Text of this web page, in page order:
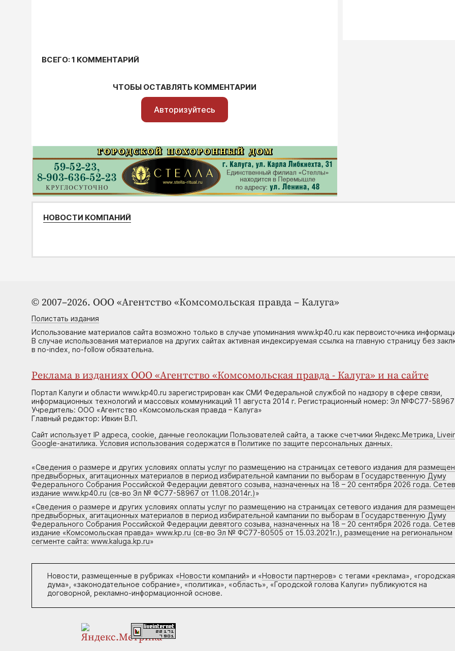
ВСЕГО: 1 КОММЕНТАРИЙ
ЧТОБЫ ОСТАВЛЯТЬ КОММЕНТАРИИ
Авторизуйтесь
НОВОСТИ КОМПАНИЙ
© 2007–2026. ООО «Агентство «Комсомольская правда – Калуга»
Полистать издания
Использование материалов сайта возможно только в случае упоминания www.kp40.ru как первоисточника
В случае использования материалов на других сайтах активная индексируемая ссылка на главную страницу без
в no-index, no-follow обязательна.
Реклама в изданиях ООО «Агентство «Комсомольская правда - Калуга» и на сайте
Портал Калуги и области www.kp40.ru зарегистрирован как СМИ Федеральной службой по надзору в сфере связи,
информационных технологий и массовых коммуникаций 11 августа 2014 г. Регистрационный номер: Эл №ФС77-58967
Учредитель: ООО «Агентство «Комсомольская правда – Калуга»
Главный редактор: Ивкин В.П.
Сайт использует IP адреса, cookie, данные геолокации Пользователей сайта, а также счетчики Яндекс.Метрика,
Google-анатилика. Условия использования содержатся в Политике по защите персональных данных.
«Сведения о размере и других условиях оплаты услуг по размещению на страницах сетевого издания для
предвыборных, агитационных материалов в период избирательной кампании по выборам в Государственную Думу
Федерального Собрания Российской Федерации девятого созыва, назначенных на 18 – 20 сентября 2026 года.
издание www.kp40.ru (св-во Эл № ФС77-58967 от 11.08.2014г.)»
«Сведения о размере и других условиях оплаты услуг по размещению на страницах сетевого издания для
предвыборных, агитационных материалов в период избирательной кампании по выборам в Государственную Думу
Федерального Собрания Российской Федерации девятого созыва, назначенных на 18 – 20 сентября 2026 года.
издание «Комсомольская правда» www.kp.ru (св-во Эл № ФС77-80505 от 15.03.2021г.), размещение на региональном
сегменте сайта: www.kaluga.kp.ru»
Новости, размещенные в рубриках «Новости компаний» и «Новости партнеров» с тегами «реклама», «городская
дума», «законодательное собрание», «политика», «область», «Городской голова Калуги» публикуются на
договорной, рекламно-информационной основе.